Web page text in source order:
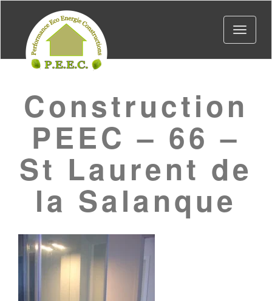
Toggle
Construction
PEEC – 66 –
St Laurent de
la Salanque